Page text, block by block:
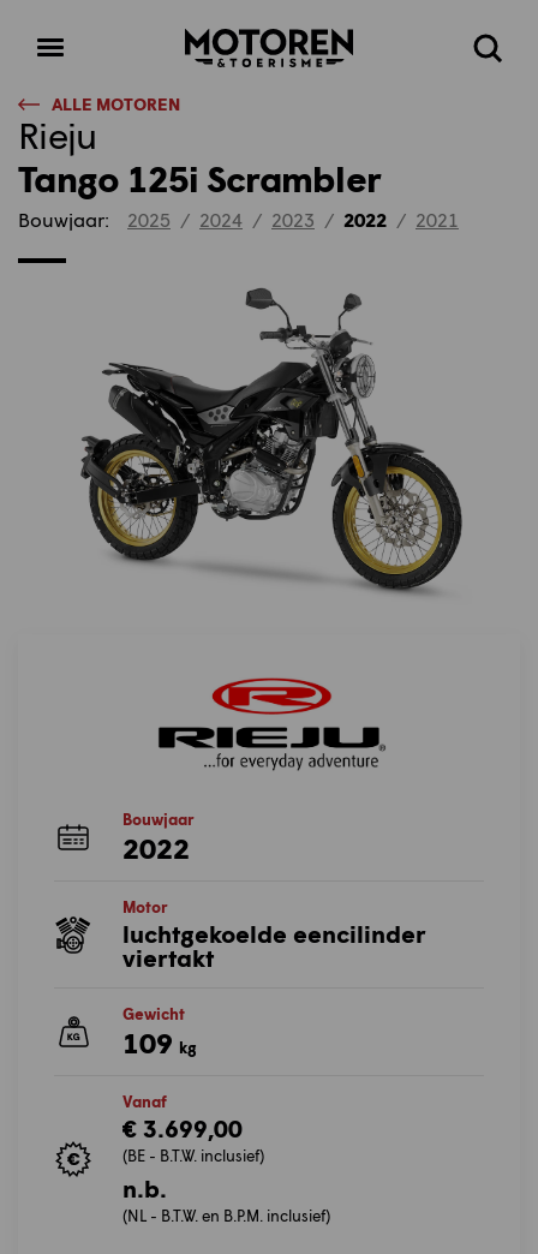
Open
Homepage Zoeken
ALLE MOTOREN
Rieju
Tango 125i Scrambler
Bouwjaar: 2025 / 2024 / 2023 / 2022 / 2021
Bouwjaar
2022
Motor
luchtgekoelde eencilinder
viertakt
Gewicht
109 kg
Vanaf
€ 3.699,00
(BE - B.T.W. inclusief)
n.b.
(NL - B.T.W. en B.P.M. inclusief)